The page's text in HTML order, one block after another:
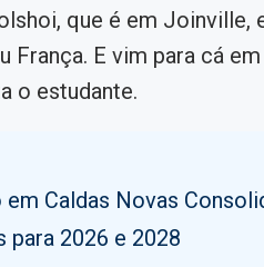
que é em Joinville,
França. E vim para cá
o estudante.
Caldas Novas
para 2026 e 2028